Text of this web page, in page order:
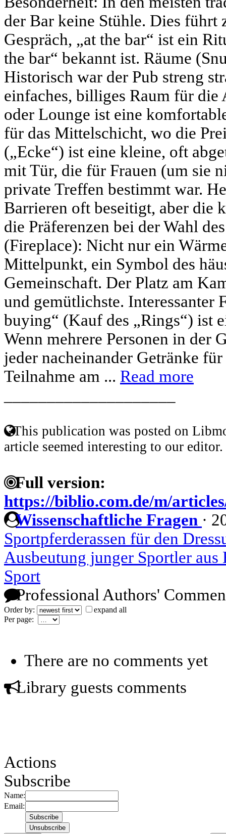
der Bar keine Stühle. Dies führt
Gespräch, „at the bar“ ist ein
the bar“ bekannt ist. Räume
Historisch war der Pub streng
einfaches, billiges Raum für die
oder Lounge ist eine
für das Mittelschicht, wo die
(„Ecke“) ist eine kleine, oft
mit Tür, die für Frauen (um sie
private Treffen bestimmt war.
Barrieren oft beseitigt, aber die
die Präferenzen bei der Wahl
(Fireplace): Nicht nur ein
Mittelpunkt, ein Symbol des
Gemeinschaft. Der Platz am
und gemütlichste. Interessanter
buying“ (Kauf des „Rings“) ist
Wenn mehrere Personen in der
jeder nacheinander Getränke
Teilnahme am ... Read more
This publication was posted on
article seemed interesting to our editor.
Full version:
https://biblio.com.de/m/
Wissenschaftliche Fragen ·
Sportpferderassen für den
Ausbeutung junger Sportler
Sport
Professional Authors'
Order by:
expand all
Per page:
There are no comments yet
Library guests comments
Actions
Subscribe
Name:
Email: